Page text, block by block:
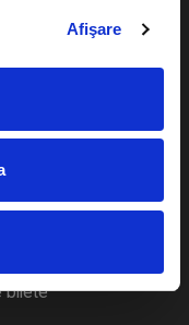
Afişare
bilete?
sau cash
acasa
curier
bilete
bilete